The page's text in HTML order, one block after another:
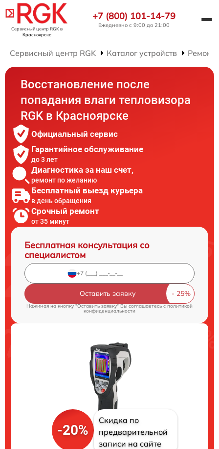
Сервисный центр RGKв
Красноярске
+7 (800) 101-14-79
Ежедневно с 9:00 до 21:00
Сервисный центр RGK Каталог устройств Ремонт
Восстановление после
попадания влаги тепловизора
RGK в Красноярске
Официальный сервис
Гарантийное обслуживание
до 3 лет
Диагностика за наш счет,
ремонт по желанию
Бесплатный выезд курьера
в день обращения
Срочный ремонт
от 35 минут
Бесплатная консультация со
специалистом
Оставить заявку
Нажимая на кнопку "Оставить заявку" Вы соглашаетесь cполитикой
конфиденциальности
-20%
Скидка по
предварительной
записи на сайте